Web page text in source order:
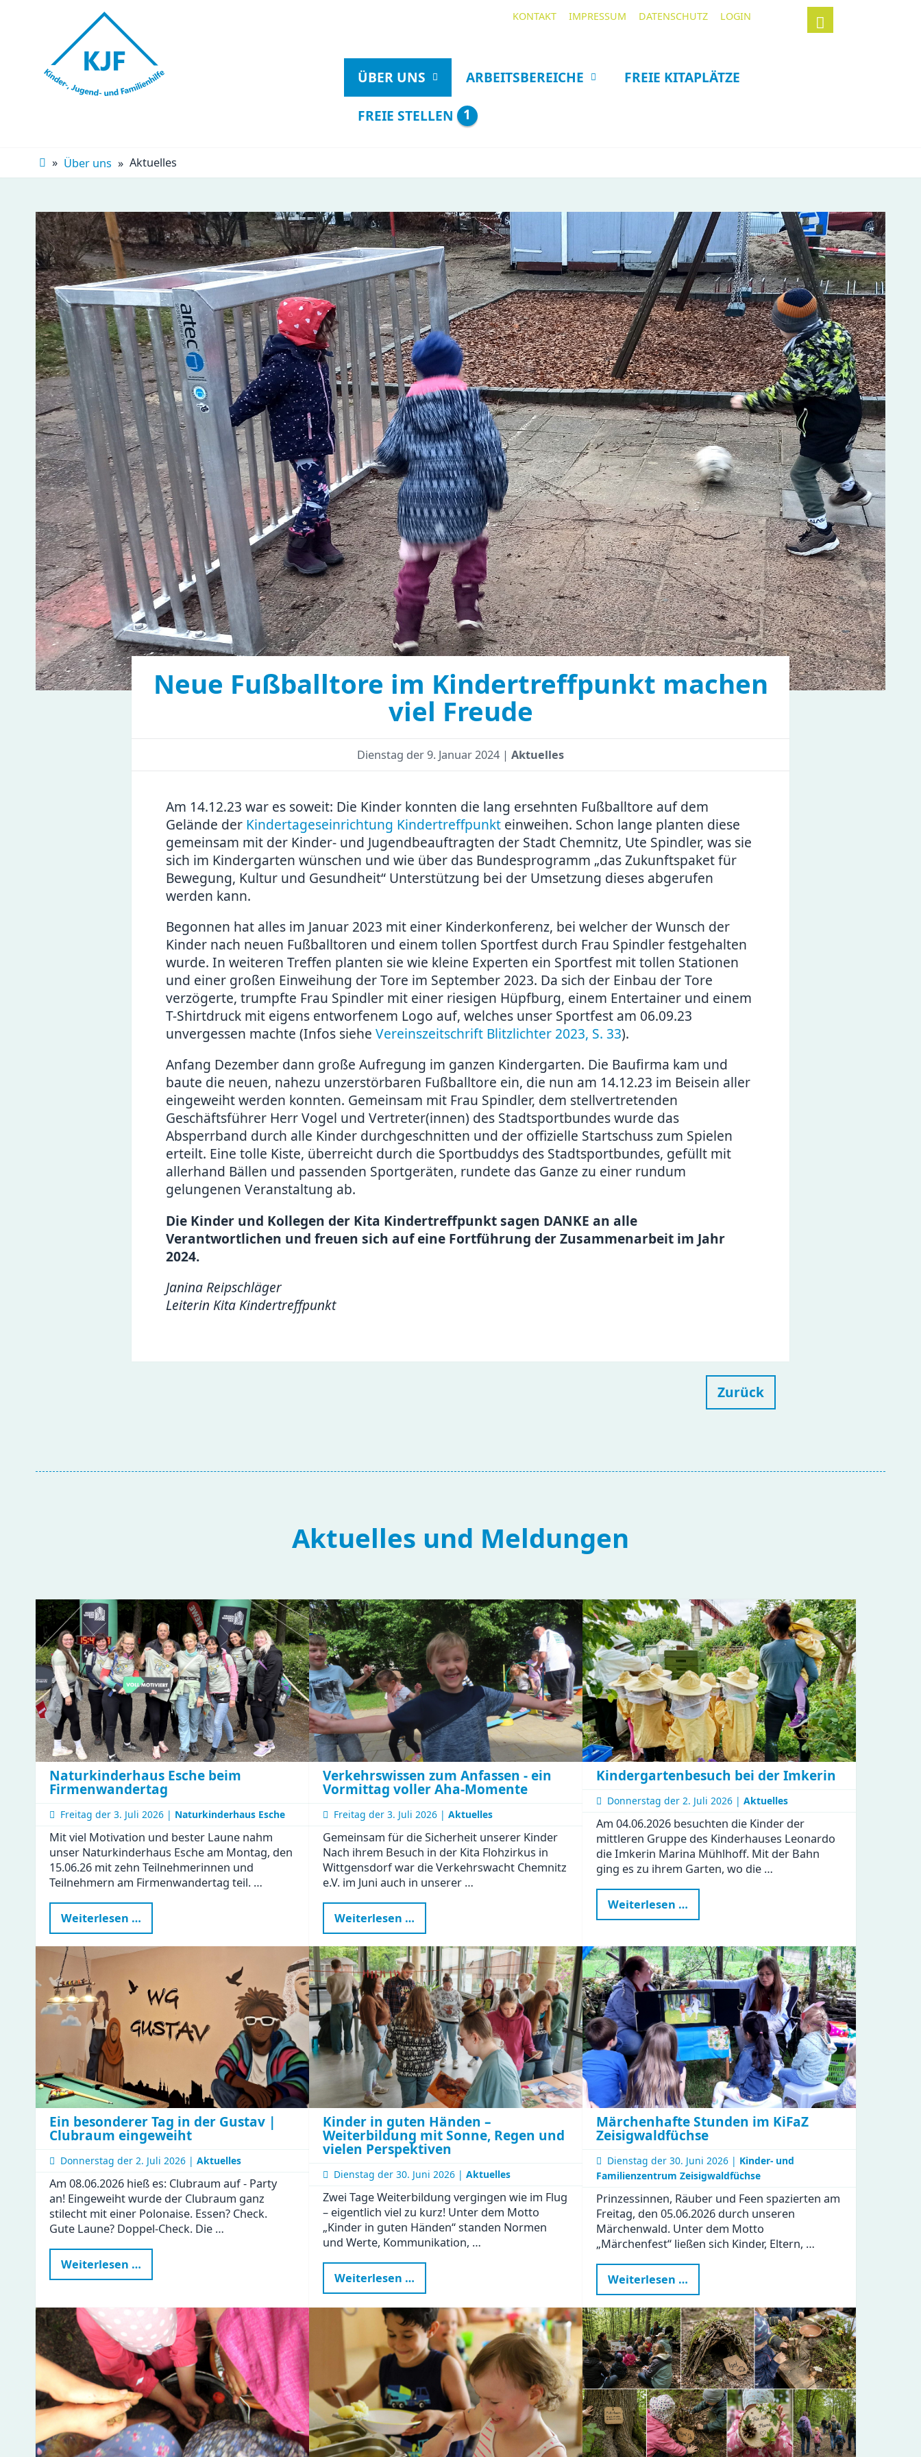
Navigation
überspringen
KONTAKT IMPRESSUM DATENSCHUTZ LOGIN Suchbegriffe
Navigation
überspringen
ÜBER UNS ARBEITSBEREICHE FREIE KITAPLÄTZE
FREIE STELLEN 1
Über uns Aktuelles
Neue Fußballtore im Kindertreffpunkt machen
viel Freude
Dienstag der9. Januar 2024 | Aktuelles
Am 14.12.23 war es soweit: Die Kinder konnten die lang ersehnten Fußballtore auf dem
Gelände der Kindertageseinrichtung Kindertreffpunkt einweihen. Schon lange planten diese
gemeinsam mit der Kinder- und Jugendbeauftragten der Stadt Chemnitz, Ute Spindler, was sie
sich im Kindergarten wünschen und wie über das Bundesprogramm „das Zukunftspaket für
Bewegung, Kultur und Gesundheit“ Unterstützung bei der Umsetzung dieses abgerufen
werden kann.
Begonnen hat alles im Januar 2023 mit einer Kinderkonferenz, bei welcher der Wunsch der
Kinder nach neuen Fußballtoren und einem tollen Sportfest durch Frau Spindler festgehalten
wurde. In weiteren Treffen planten sie wie kleine Experten ein Sportfest mit tollen Stationen
und einer großen Einweihung der Tore im September 2023. Da sich der Einbau der Tore
verzögerte, trumpfte Frau Spindler mit einer riesigen Hüpfburg, einem Entertainer und einem
T-Shirtdruck mit eigens entworfenem Logo auf, welches unser Sportfest am 06.09.23
unvergessen machte (Infos siehe Vereinszeitschrift Blitzlichter 2023, S. 33).
Anfang Dezember dann große Aufregung im ganzen Kindergarten. Die Baufirma kam und
baute die neuen, nahezu unzerstörbaren Fußballtore ein, die nun am 14.12.23 im Beisein aller
eingeweiht werden konnten. Gemeinsam mit Frau Spindler, dem stellvertretenden
Geschäftsführer Herr Vogel und Vertreter(innen) des Stadtsportbundes wurde das
Absperrband durch alle Kinder durchgeschnitten und der offizielle Startschuss zum Spielen
erteilt. Eine tolle Kiste, überreicht durch die Sportbuddys des Stadtsportbundes, gefüllt mit
allerhand Bällen und passenden Sportgeräten, rundete das Ganze zu einer rundum
gelungenen Veranstaltung ab.
Die Kinder und Kollegen der Kita Kindertreffpunkt sagen DANKE an alle
Verantwortlichen und freuen sich auf eine Fortführung der Zusammenarbeit im Jahr
2024.
Janina Reipschläger
Leiterin Kita Kindertreffpunkt
Zurück
Aktuelles und Meldungen
Naturkinderhaus Esche beim
Firmenwandertag
Freitag der 3. Juli 2026 | Naturkinderhaus Esche
Mit viel Motivation und bester Laune nahm
unser Naturkinderhaus Esche am Montag, den
15.06.26 mit zehn Teilnehmerinnen und
Teilnehmern am Firmenwandertag teil. …
Weiterlesen …
Esche
beim
Verkehrswissen zum Anfassen - ein
Vormittag voller Aha-Momente
Freitag der 3. Juli 2026 | Aktuelles
Gemeinsam für die Sicherheit unserer Kinder
Nach ihrem Besuch in der Kita Flohzirkus in
Wittgensdorf war die Verkehrswacht Chemnitz
e.V. im Juni auch in unserer …
Weiterlesen …Verkehrswissen
zum
Anfassen
-
ein
Vormittag
voller
Aha-
Momente
Kindergartenbesuch bei der Imkerin
Donnerstag der 2. Juli 2026 | Aktuelles
Am 04.06.2026 besuchten die Kinder der
mittleren Gruppe des Kinderhauses Leonardo
die Imkerin Marina Mühlhoff. Mit der Bahn
ging es zu ihrem Garten, wo die …
Weiterlesen …Kindergartenbesuch
bei
Imkerin
Ein besonderer Tag in der Gustav |
Clubraum eingeweiht
Donnerstag der 2. Juli 2026 | Aktuelles
Am 08.06.2026 hieß es: Clubraum auf - Party
an! Eingeweiht wurde der Clubraum ganz
stilecht mit einer Polonaise. Essen? Check.
Gute Laune? Doppel-Check. Die …
Weiterlesen …
besonderer
in
der
Gustav
|
Clubraum
eingeweiht
Kinder in guten Händen –
Weiterbildung mit Sonne, Regen und
vielen Perspektiven
Dienstag der 30. Juni 2026 | Aktuelles
Zwei Tage Weiterbildung vergingen wie im Flug
– eigentlich viel zu kurz! Unter dem Motto
„Kinder in guten Händen“ standen Normen
und Werte, Kommunikation, …
Weiterlesen …Kinder
in
guten
Händen
–
Weiterbildung
mit
Sonne,
Regen
und
vielen
Perspektiven
Märchenhafte Stunden im KiFaZ
Zeisigwaldfüchse
Dienstag der 30. Juni 2026 | Kinder- und
Familienzentrum Zeisigwaldfüchse
Prinzessinnen, Räuber und Feen spazierten am
Freitag, den 05.06.2026 durch unseren
Märchenwald. Unter dem Motto
„Märchenfest“ ließen sich Kinder, Eltern, …
Weiterlesen …Märchenhafte
Stunden
im
KiFaZ
Zeisigwaldfüchse